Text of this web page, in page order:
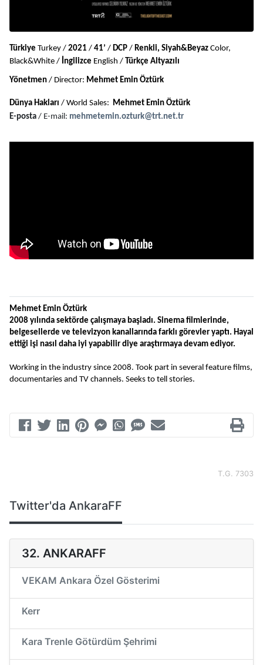
Türkiye Turkey / 2021 / 41’ / DCP / Renkli, Siyah&Beyaz Color,
Black&White / İngilizce English / Türkçe Altyazılı
Yönetmen / Director: Mehmet Emin Öztürk
Dünya Hakları / World Sales: Mehmet Emin Öztürk
E-posta / E-mail: mehmetemin.ozturk@trt.net.tr
Mehmet Emin Öztürk
2008 yılında sektörde çalışmaya başladı. Sinema filmlerinde,
belgesellerde ve televizyon kanallarında farklı görevler yaptı. Hayal
ettiği işi nasıl daha iyi yapabilir diye araştırmaya devam ediyor.
Working in the industry since 2008. Took part in several feature films,
documentaries and TV channels. Seeks to tell stories.
T.G. 7303
Twitter'da AnkaraFF
32. ANKARAFF
VEKAM Ankara Özel Gösterimi
Kerr
Kara Trenle Götürdüm Şehrimi